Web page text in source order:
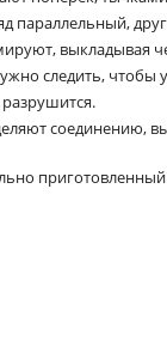
параллельный,
выкладывая
следить, чтобы
соединению,